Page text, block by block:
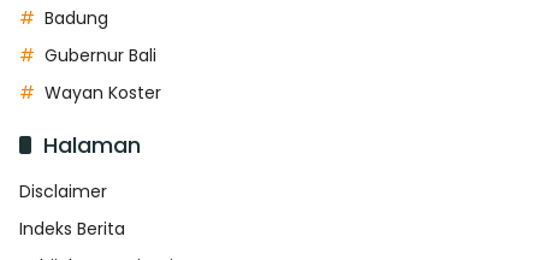
Badung
Gubernur Bali
Wayan Koster
Halaman
Disclaimer
Indeks Berita